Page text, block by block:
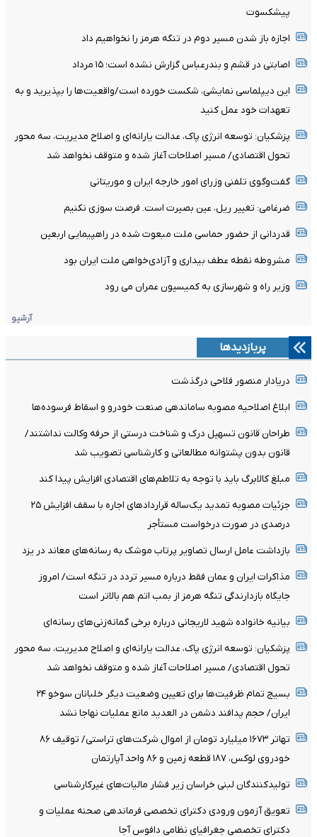
پیشکسوت
اجازه باز شدن مسیر دوم در تنگه هرمز را نخواهیم داد
اصابتی در قشم و بندرعباس گزارش نشده است؛ ۱۵ مرداد
این دیپلماسی نمایشی، شکست خورده است/واقعیت‌ها را بپذیرید و به
تعهدات خود عمل کنید
پزشکیان: توسعه انرژی پاک، عدالت یارانه‌ای و اصلاح مدیریت، سه محور
تحول اقتصادی/ مسیر اصلاحات آغاز شده و متوقف نخواهد شد
گفت‌وگوی تلفنی وزرای امور خارجه ایران و موریتانی
ضرغامی: تغییر ریل، عین بصیرت است. فرصت سوزی نکنیم
قدردانی از حضور حماسی ملت مبعوث شده در راهپیمایی اربعین
مشروطه نقطه عطف بیداری و آزادی‌خواهی ملت ایران بود
وزیر راه و شهرسازی به کمیسیون عمران می رود
آرشیو
پربازدیدها
دریادار منصور فلاحی درگذشت
ابلاغ اصلاحیه مصوبه ساماندهی صنعت خودرو و اسقاط فرسوده‌ها
طراحان قانون تسهیل درک و شناخت درستی از حرفه وکالت نداشتند/
قانون بدون پشتوانه مطالعاتی و کارشناسی تصویب شد
مبلغ کالابرگ باید با توجه به تلاطم‌های اقتصادی افزایش پیدا کند
جزئیات مصوبه تمدید یک‌ساله قرارداد‌های اجاره با سقف افزایش ۲۵
درصدی در صورت درخواست مستأجر
بازداشت عامل ارسال تصاویر پرتاب موشک به رسانه‌های معاند در یزد
مذاکرات ایران و عمان فقط درباره مسیر تردد در تنگه است/ امروز
جایگاه بازدارندگی تنگه هرمز از بمب اتم هم بالاتر است
بیانیه خانواده شهید لاریجانی درباره برخی گمانه‌زنی‌های رسانه‌ای
پزشکیان: توسعه انرژی پاک، عدالت یارانه‌ای و اصلاح مدیریت، سه محور
تحول اقتصادی/ مسیر اصلاحات آغاز شده و متوقف نخواهد شد
بسیج تمام ظرفیت‌ها برای تعیین وضعیت دیگر خلبانان سوخو ۲۴
ایران/ حجم پدافند دشمن در العدید مانع عملیات نهاجا نشد
تهاتر ۱۶۷۳ میلیارد تومان از اموال شرکت‌های تراستی/ توقیف ۸۶
خودروی لوکس، ۱۸۷ قطعه زمین و ۸۶ واحد آپارتمان
تولیدکنندگان لبنی خراسان زیر فشار مالیات‌های غیرکارشناسی
تعویق آزمون ورودی دکترای تخصصی فرماندهی صحنه عملیات و
دکترای تخصصی جغرافیای نظامی دافوس آجا